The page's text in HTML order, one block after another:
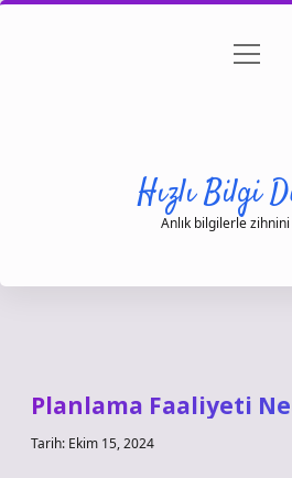
Gizlilik menüyü
Hızlı Bilgi
Anlık bilgilerle
Planlama Faaliyeti
Tarih: Ekim 15, 2024